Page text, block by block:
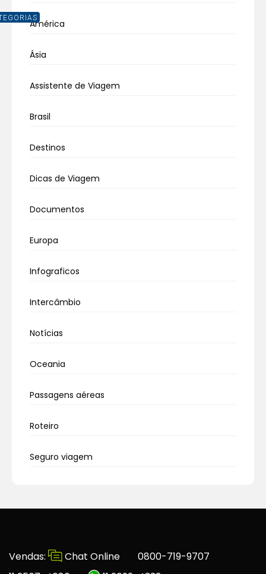
América
Ásia
Assistente de Viagem
Brasil
Destinos
Dicas de Viagem
Documentos
Europa
Infograficos
Intercâmbio
Notícias
Oceania
Passagens aéreas
Roteiro
Seguro viagem
Vendas: Chat Online
0800-719-9707